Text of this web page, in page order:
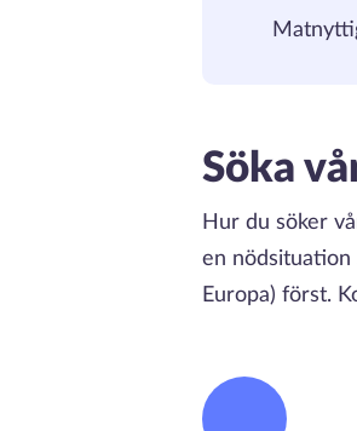
Söka
Hur du söker
en nödsituation
Europa) först.